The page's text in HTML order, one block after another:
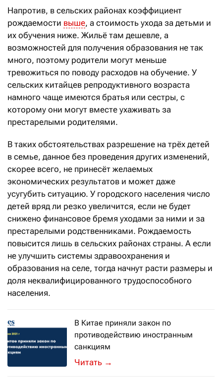
Напротив, в сельских районах коэффициент
рождаемости выше, а стоимость ухода за детьми и
их обучения ниже. Жильё там дешевле, а
возможностей для получения образования не так
много, поэтому родители могут меньше
тревожиться по поводу расходов на обучение. У
сельских китайцев репродуктивного возраста
намного чаще имеются братья или сестры, с
которому они могут вместе ухаживать за
престарелыми родителями.
В таких обстоятельствах разрешение на трёх детей
в семье, данное без проведения других изменений,
скорее всего, не принесёт желаемых
экономических результатов и может даже
усугубить ситуацию. У городского населения число
детей вряд ли резко увеличится, если не будет
снижено финансовое бремя уходами за ними и за
престарелыми родственниками. Рождаемость
повысится лишь в сельских районах страны. А если
не улучшить системы здравоохранения и
образования на селе, тогда начнут расти размеры и
доля неквалифицированного трудоспособного
населения.
В Китае приняли закон по
противодействию иностранным
санкциям
→